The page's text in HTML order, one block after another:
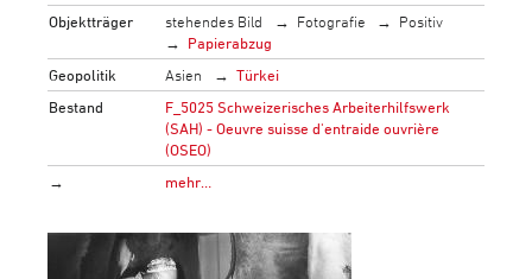
Objektträger
stehendes Bild Fotografie
Positiv
Papierabzug
Geopolitik
Asien
Türkei
Bestand
F_5025 Schweizerisches Arbeiterhilfswerk
(SAH) - Oeuvre suisse d'entraide ouvrière
(OSEO)
→
mehr…